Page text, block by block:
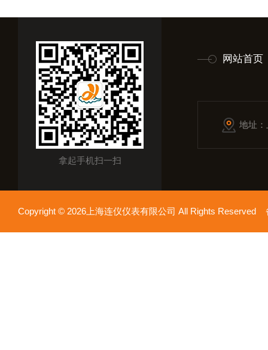
拿起手机扫一扫
网站首页
地址
Copyright © 2026上海连仪仪表有限公司 All Rights Reserved